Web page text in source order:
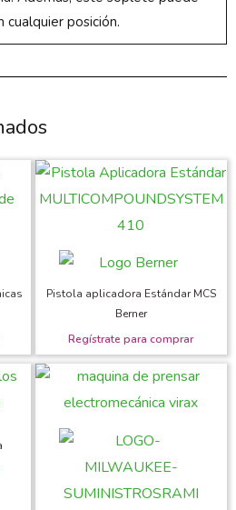
posición.
Pistola aplicadora Estándar MCS
Berner